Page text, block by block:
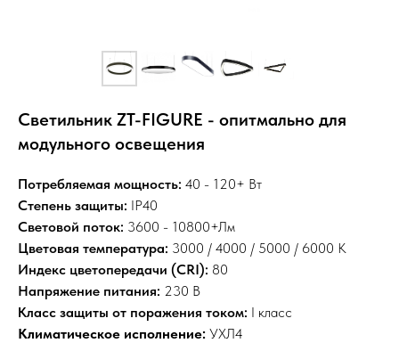
Светильник ZT-FIGURE - опитмально для
модульного освещения
Потребляемая мощность: 40 - 120+ Вт
Степень защиты: IP40
Световой поток: 3600 - 10800+Лм
Цветовая температура: 3000 / 4000 / 5000 / 6000 К
Индекс цветопередачи (CRI): 80
Напряжение питания: 230 В
Класс защиты от поражения током: I класс
Климатическое исполнение: УХЛ4